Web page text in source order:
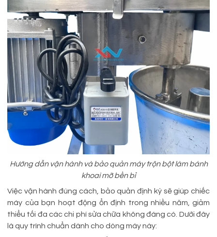
Hướng dẫn vận hành và bảo quản máy trộn bột làm bánh
khoai mỡ bền bỉ
Việc vận hành đúng cách, bảo quản định kỳ sẽ giúp chiếc
máy của bạn hoạt động ổn định trong nhiều năm, giảm
thiểu tối đa các chi phí sửa chữa không đáng có. Dưới đây
là quy trình chuẩn dành cho dòng máy này: